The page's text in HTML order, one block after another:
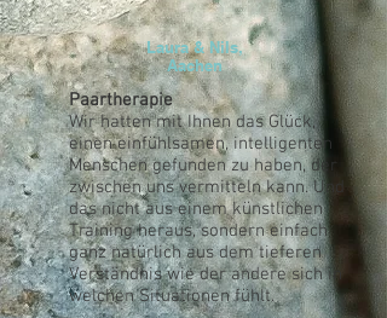
Laura & Nils,
Aachen
Paartherapie
Wir hatten mit Ihnen das Glück,
einen einfühlsamen, intelligenten
Menschen gefunden zu haben, der
zwischen uns vermitteln kann. Und
das nicht aus einem künstlichen
Training heraus, sondern einfach
ganz natürlich aus dem tieferen
Verständnis wie der andere sich in
welchen Situationen fühlt.